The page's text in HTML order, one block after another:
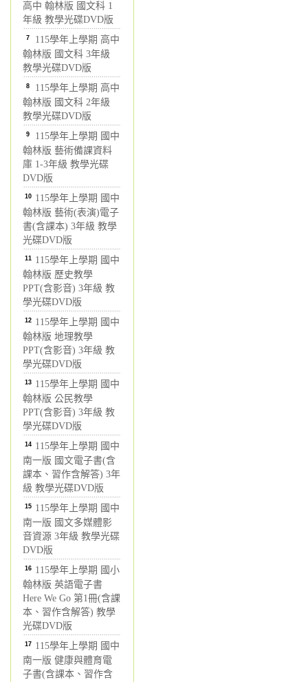
高中 翰林版 國文科 1
年級 教學光碟DVD版
7 115學年上學期 高中
翰林版 國文科 3年級
教學光碟DVD版
8 115學年上學期 高中
翰林版 國文科 2年級
教學光碟DVD版
9 115學年上學期 國中
翰林版 藝術備課資料
庫 1-3年級 教學光碟
DVD版
10 115學年上學期 國中
翰林版 藝術(表演)電子
書(含課本) 3年級 教學
光碟DVD版
11 115學年上學期 國中
翰林版 歷史教學
PPT(含影音) 3年級 教
學光碟DVD版
12 115學年上學期 國中
翰林版 地理教學
PPT(含影音) 3年級 教
學光碟DVD版
13 115學年上學期 國中
翰林版 公民教學
PPT(含影音) 3年級 教
學光碟DVD版
14 115學年上學期 國中
南一版 國文電子書(含
課本、習作含解答) 3年
級 教學光碟DVD版
15 115學年上學期 國中
南一版 國文多媒體影
音資源 3年級 教學光碟
DVD版
16 115學年上學期 國小
翰林版 英語電子書
Here We Go 第1冊(含課
本、習作含解答) 教學
光碟DVD版
17 115學年上學期 國中
南一版 健康與體育電
子書(含課本、習作含